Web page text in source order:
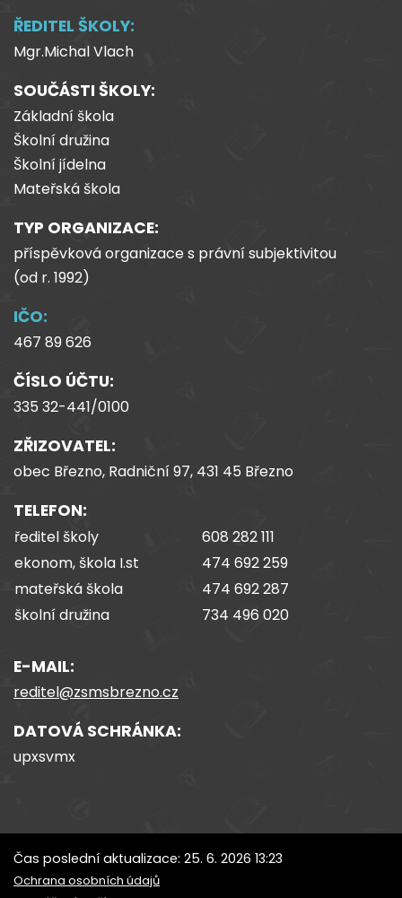
ŘEDITEL ŠKOLY:
Mgr.Michal Vlach
SOUČÁSTI ŠKOLY:
Základní škola
Školní družina
Školní jídelna
Mateřská škola
TYP ORGANIZACE:
příspěvková organizace s právní subjektivitou
(od r. 1992)
IČO:
467 89 626
ČÍSLO ÚČTU:
335 32-441/0100
ZŘIZOVATEL:
obec Březno, Radniční 97, 431 45 Březno
TELEFON:
ředitel školy
608 282 111
ekonom, škola I.st
474 692 259
mateřská škola
474 692 287
školní družina
734 496 020
E-MAIL:
reditel@zsmsbrezno.cz
DATOVÁ SCHRÁNKA:
upxsvmx
Čas poslední aktualizace: 25. 6. 2026 13:23
Ochrana osobních údajů